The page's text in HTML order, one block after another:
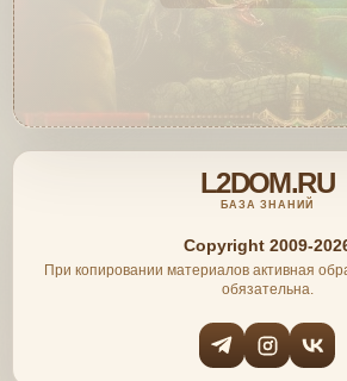
L2DOM.RU
БАЗА ЗНАНИЙ
Copyright 2009-
При копировании материалов активная
обязательна.